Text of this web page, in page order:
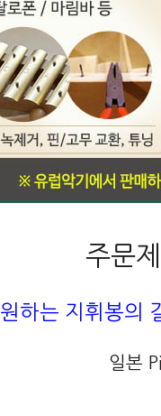
주문
원하는 지휘봉의
일본